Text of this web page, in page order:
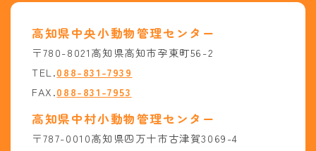
高知県中央小動物管理センター
〒780-8021高知県高知市孕東町56-2
TEL.088-831-7939
FAX.088-831-7953
高知県中村小動物管理センター
〒787-0010高知県四万十市古津賀3069-4